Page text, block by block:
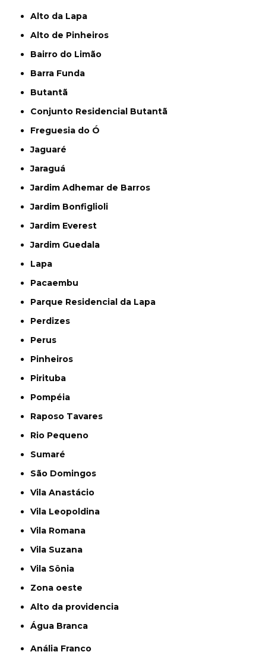
Alto da Lapa
Alto de Pinheiros
Bairro do Limão
Barra Funda
Butantã
Conjunto Residencial Butantã
Freguesia do Ó
Jaguaré
Jaraguá
Jardim Adhemar de Barros
Jardim Bonfiglioli
Jardim Everest
Jardim Guedala
Lapa
Pacaembu
Parque Residencial da Lapa
Perdizes
Perus
Pinheiros
Pirituba
Pompéia
Raposo Tavares
Rio Pequeno
Sumaré
São Domingos
Vila Anastácio
Vila Leopoldina
Vila Romana
Vila Suzana
Vila Sônia
Zona oeste
alto da providencia
Água Branca
Anália Franco